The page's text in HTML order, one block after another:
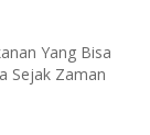
Yang Bisa
Sejak Zaman